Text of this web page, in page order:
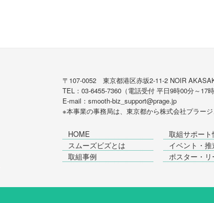
〒107-0052 東京都港区赤坂2-11-2 NOIR
TEL：03-6455-7360（電話受付 平日9時00分～17時
E-mail：smooth-biz_support@prage.jp
※本事業の事務局は、東京都から株式会社プラージ
HOME
スムーズビズとは
取組事例
取組サポート
イベント・推
ポスター・